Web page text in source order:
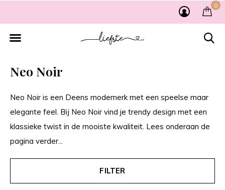
0
Neo Noir
Neo Noir is een Deens modemerk met een speelse maar
elegante feel. Bij Neo Noir vind je trendy design met een
klassieke twist in de mooiste kwaliteit. Lees onderaan de
pagina verder...
FILTER